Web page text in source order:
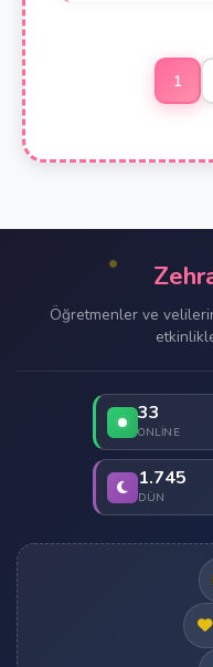
1
Öğretmenler ve
33
ONLINE
1.745
DÜN